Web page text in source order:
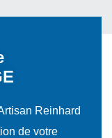
Reinhard
de votre